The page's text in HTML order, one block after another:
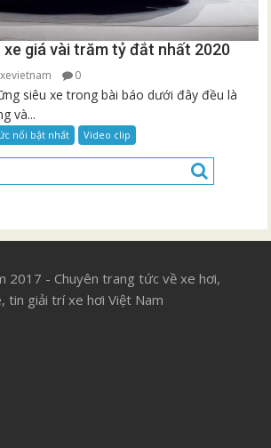
giá vài trăm tỷ đắt nhất 2020
0
siêu xe trong bài báo dưới đây đều là
và...
nổi bật nhất Video clip
2017 - Chuyên trang tức về xe hơi,
tin giải trí xe hơi Việt Nam